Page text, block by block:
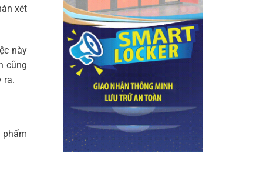
xét
này
cũng
ra.